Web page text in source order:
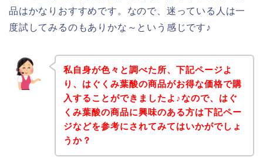
品はかなりおすすめです。なので、迷っている人は一
度試してみるのもありかな～という感じです♪
私自身が色々と調べた所、下記ページよ
り、はぐくみ葉酸の商品がお得な価格で購
入することができましたよ♪なので、はぐ
くみ葉酸の商品に興味のある方は下記ペー
ジなどを参考にされてみてはいかがでしょ
うか？